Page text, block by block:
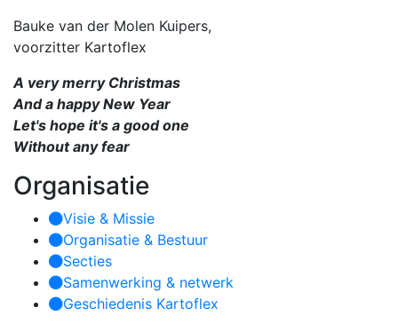
Bauke van der Molen Kuipers,
voorzitter Kartoflex
A very merry Christmas
And a happy New Year
Let's hope it's a good one
Without any fear
Organisatie
Visie & Missie
Organisatie & Bestuur
Secties
Samenwerking & netwerk
Geschiedenis Kartoflex